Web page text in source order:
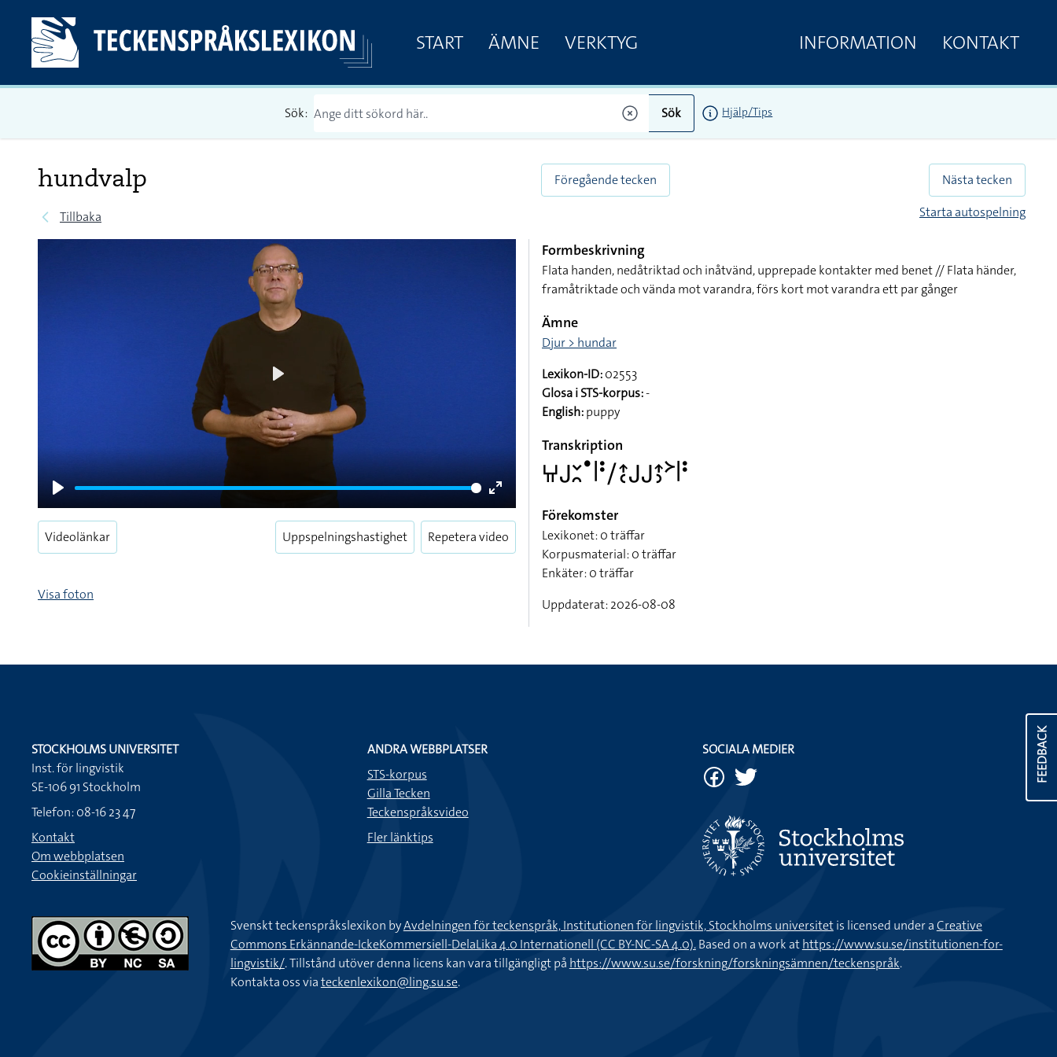
START ÄMNE VERKTYG INFORMATION KONTAKT
Sök: Sök Hjälp/Tips
hundvalp
Tillbaka
Föregående tecken
Nästa tecken
Starta autospelning
Play
Enter
fullscreen
Videolänkar Uppspelningshastighet Repetera video
Visa foton
Formbeskrivning
Flata handen, nedåtriktad och inåtvänd, upprepade kontakter med benet // Flata händer,
framåtriktade och vända mot varandra, förs kort mot varandra ett par gånger
Ämne
Djur > hundar
Lexikon-ID:02553
Glosa i STS-korpus:-
English:puppy
Transkription
􌤚􌤢􌥖􌥘􌤟􌥼􌥻􌥠􌤴􌥗􌤢􌤢􌤴􌤶􌦅􌥼􌥻
Förekomster
Lexikonet: 0 träffar
Korpusmaterial: 0 träffar
Enkäter: 0 träffar
Uppdaterat: 2026-08-08
FEEDBACK
STOCKHOLMS UNIVERSITET
Inst. för lingvistik
SE-106 91 Stockholm
Telefon: 08-16 23 47
Kontakt
Om webbplatsen
Cookieinställningar
ANDRA WEBBPLATSER
STS-korpus
Gilla Tecken
Teckenspråksvideo
Fler länktips
SOCIALA MEDIER
Svenskt teckenspråkslexikon byAvdelningen för teckenspråk, Institutionen för lingvistik, Stockholms universitetis licensed under aCreative
Commons Erkännande-IckeKommersiell-DelaLika 4.0 Internationell (CC BY-NC-SA 4.0).Based on a work athttps://www.su.se/institutionen-for-
lingvistik/. Tillstånd utöver denna licens kan vara tillgängligt på https://www.su.se/forskning/forskningsämnen/teckenspråk.
Kontakta oss viateckenlexikon@ling.su.se.